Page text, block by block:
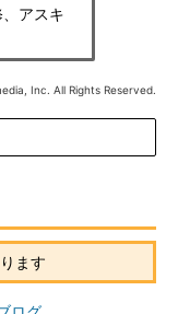
、アスキ
Inc. All Rights Reserved.
ます